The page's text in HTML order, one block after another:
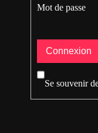
Mot de passe
Se souvenir